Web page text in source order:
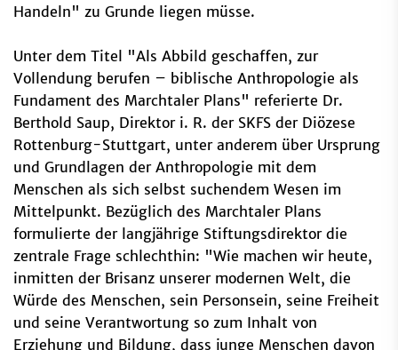
Handeln" zu Grunde liegen müsse.
Unter dem Titel "Als Abbild geschaffen, zur
Vollendung berufen – biblische Anthropologie als
Fundament des Marchtaler Plans" referierte Dr.
Berthold Saup, Direktor i. R. der SKFS der Diözese
Rottenburg-Stuttgart, unter anderem über Ursprung
und Grundlagen der Anthropologie mit dem
Menschen als sich selbst suchendem Wesen im
Mittelpunkt. Bezüglich des Marchtaler Plans
formulierte der langjährige Stiftungsdirektor die
zentrale Frage schlechthin: "Wie machen wir heute,
inmitten der Brisanz unserer modernen Welt, die
Würde des Menschen, sein Personsein, seine Freiheit
und seine Verantwortung so zum Inhalt von
Erziehung und Bildung, dass junge Menschen davon